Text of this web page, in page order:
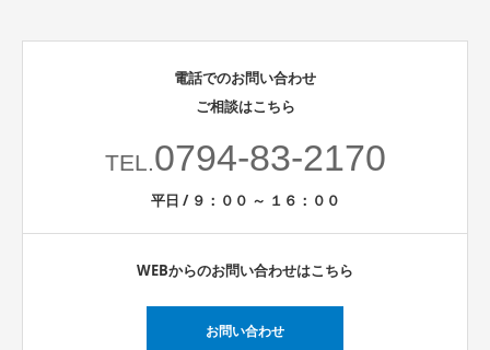
電話でのお問い合わせ
ご相談はこちら
TEL.0794-83-2170
平日 / ９：００ ～ １６：００
WEBからのお問い合わせはこちら
お問い合わせ